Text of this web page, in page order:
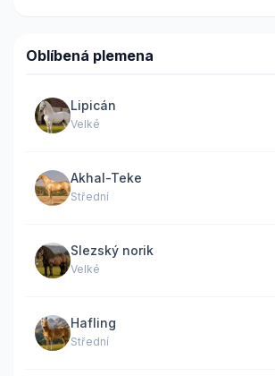
Oblíbená plemena
Lipicán
Velké
Akhal-Teke
Střední
Slezský norik
Velké
Hafling
Střední